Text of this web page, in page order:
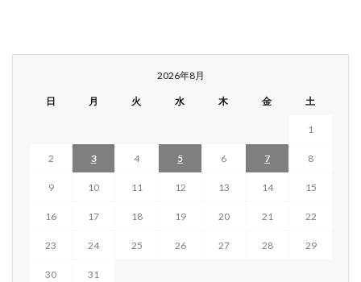
2026年8月
日 月 火 水 木 金 土
1
2 3 4 5 6 7 8
9 10 11 12 13 14 15
16 17 18 19 20 21 22
23 24 25 26 27 28 29
30
31